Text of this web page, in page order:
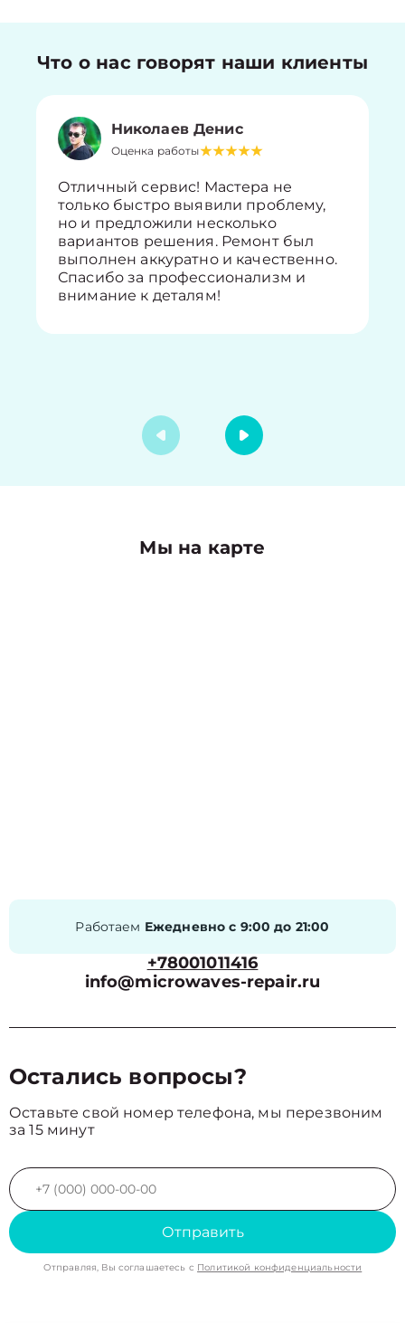
Что о нас говорят наши клиенты
Николаев Денис
Оценка работы
Отличный сервис! Мастера не
только быстро выявили проблему,
но и предложили несколько
вариантов решения. Ремонт был
выполнен аккуратно и качественно.
Спасибо за профессионализм и
внимание к деталям!
Мы на карте
Работаем Ежедневно с 9:00 до 21:00
+78001011416
info@microwaves-repair.ru
Остались вопросы?
Оставьте свой номер телефона, мы перезвоним
за 15 минут
Отправить
Отправляя, Вы соглашаетесь с Политикой конфиденциальности